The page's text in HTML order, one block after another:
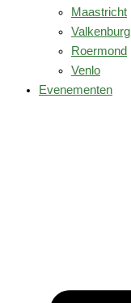
Maastricht
Valkenburg
Roermond
Venlo
Evenementen